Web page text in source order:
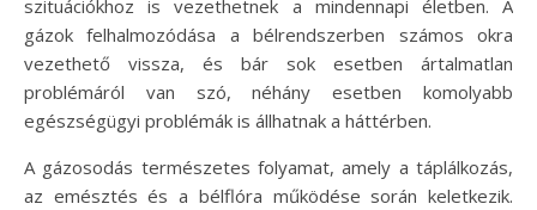
szituációkhoz is vezethetnek a mindennapi életben. A
gázok felhalmozódása a bélrendszerben számos okra
vezethető vissza, és bár sok esetben ártalmatlan
problémáról van szó, néhány esetben komolyabb
egészségügyi problémák is állhatnak a háttérben.
A gázosodás természetes folyamat, amely a táplálkozás,
az emésztés és a bélflóra működése során keletkezik.